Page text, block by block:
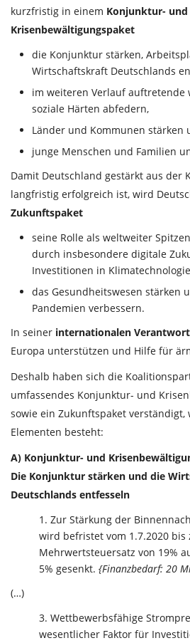
kurzfristig in einem Konjunktur- und
Krisenbewältigungspaket
die Konjunktur stärken,
Wirtschaftskraft Deutschlands
im weiteren Verlauf auftretende
soziale Härten abfedern,
Länder und Kommunen stärken
junge Menschen und Familien
Damit Deutschland gestärkt aus der
langfristig erfolgreich ist, wird
Zukunftspaket
seine Rolle als weltweiter
durch insbesondere digitale
Investitionen in
das Gesundheitswesen stärken
Pandemien verbessern.
In seiner internationalen
Europa unterstützen und Hilfe für
Deshalb haben sich die
umfassendes Konjunktur- und
sowie ein Zukunftspaket verständigt,
Elementen besteht:
A) Konjunktur- und
Die Konjunktur stärken und die
Deutschlands entfesseln
Zur Stärkung der
wird befristet vom 1.7.2020 bis
Mehrwertsteuersatz von 19%
5% gesenkt. {Finanzbedarf: 20
(…)
Wettbewerbsfähige
wesentlicher Faktor für